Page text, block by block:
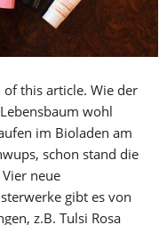
this article. Wie der
wohl
im Bioladen am
schon stand die
neue
gibt es von
z.B. Tulsi Rosa